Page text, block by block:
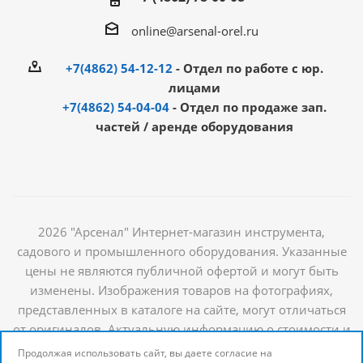
online@arsenal-orel.ru
+7(4862) 54-12-12 - Отдел по работе с юр.
лицами
+7(4862) 54-04-04 - Отдел по продаже зап.
частей / аренде оборудования
2026 "Арсенал" Интернет-магазин инструмента,
садового и промышленного оборудования. Указанные
цены не являются публичной офертой и могут быть
изменены. Изображения товаров на фотографиях,
представленных в каталоге на сайте, могут отличаться
от оригиналов. Актуальную информацию о стоимости и
наличии товаров можно получить у наших
Продолжая использовать сайт, вы даете согласие на